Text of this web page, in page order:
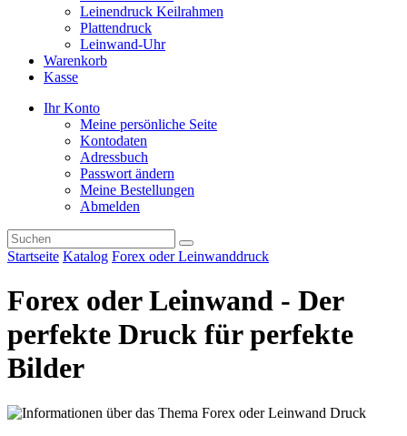
Leinendruck Keilrahmen
Plattendruck
Leinwand-Uhr
Warenkorb
Kasse
Ihr Konto
Meine persönliche Seite
Kontodaten
Adressbuch
Passwort ändern
Meine Bestellungen
Abmelden
Startseite Katalog Forex oder Leinwanddruck
Forex oder Leinwand - Der
perfekte Druck für perfekte
Bilder